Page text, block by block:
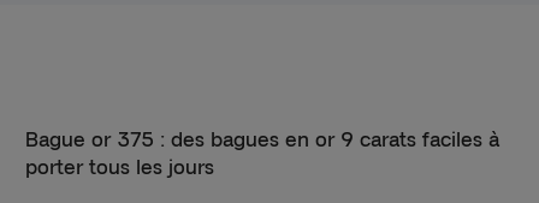
Bague or 375 : des bagues en or 9 carats faciles à
porter tous les jours